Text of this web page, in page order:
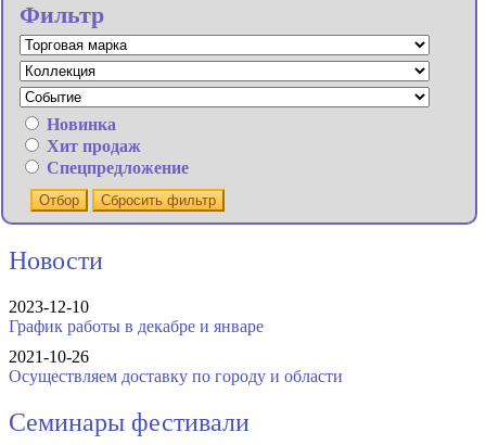
Фильтр
Новинка
Хит продаж
Спецпредложение
Отбор Сбросить фильтр
Новости
2023-12-10
График работы в декабре и январе
2021-10-26
Осуществляем доставку по городу и области
Семинары фестивали